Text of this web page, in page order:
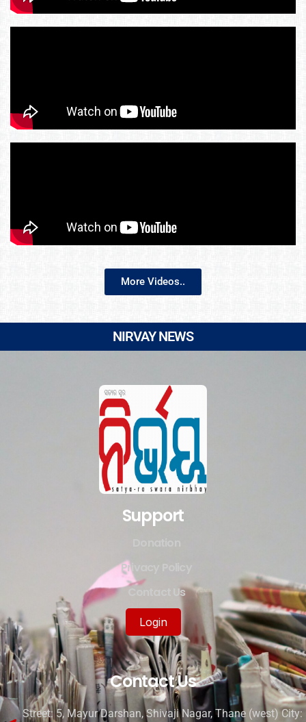
More Videos..
NIRVAY NEWS
Support
Privacy Policy
Contact Us
Login
Contact Us
Street: 5, Mayur Darshan, Shivaji Nagar, Thane (west) City: